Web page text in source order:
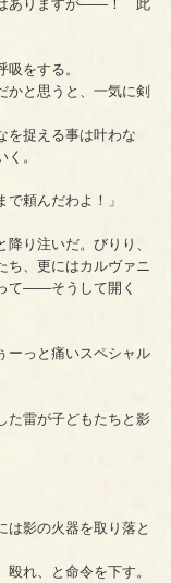
はありますが――！ 此
をする。
と思うと、一気に剣
を捉える事は叶わな
。
頼んだわよ！」
り注いだ。びりり、
ち、更にはカルヴァニ
て――そうして開く
ーっと痛いスペシャル
雷が子どもたちと影
影の火器を取り落と
れ、と命令を下す。